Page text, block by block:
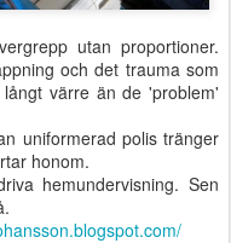
utan proportioner.
och det trauma som
värre än de 'problem'
uniformerad polis tränger
honom.
hemundervisning. Sen